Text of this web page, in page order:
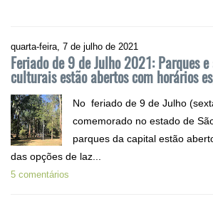
quarta-feira, 7 de julho de 2021
Feriado de 9 de Julho 2021: Parques
culturais estão abertos com horários
No feriado de 9 de Julho
comemorado no estado de
parques da capital estão
das opções de laz...
5 comentários